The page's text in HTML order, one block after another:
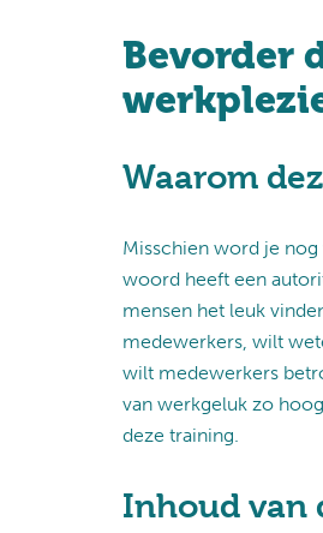
Bevorder
Waarom
Misschien word je nog
woord heeft een
mensen het leuk
medewerkers, wilt
wilt medewerkers
van werkgeluk zo
deze training.
Inhoud van